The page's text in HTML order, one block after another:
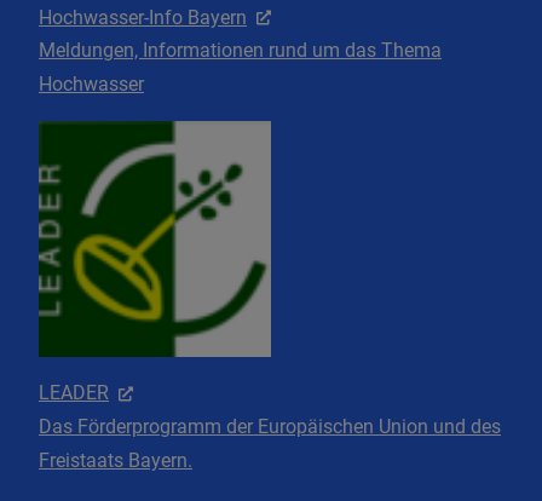
Hochwasser-Info Bayern
Meldungen, Informationen rund um das Thema
Hochwasser
LEADER
Das Förderprogramm der Europäischen Union und des
Freistaats Bayern.